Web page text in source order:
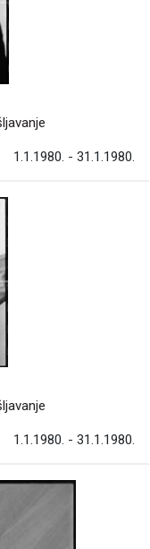
1.1.1980. - 31.1.1980.
1.1.1980. - 31.1.1980.